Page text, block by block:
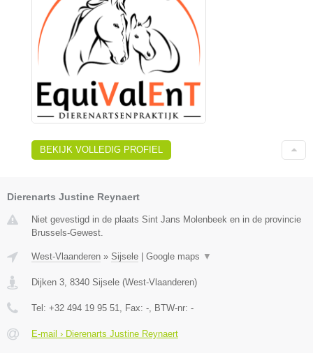
BEKIJK VOLLEDIG PROFIEL
Dierenarts Justine Reynaert
Niet gevestigd in de plaats Sint Jans Molenbeek en in de provincie
Brussels-Gewest.
West-Vlaanderen » Sijsele | Google maps ▼
Dijken 3 8340 Sijsele (West-Vlaanderen)
Tel: +32 494 19 95 51 , Fax: - , BTW-nr: -
E-mail › Dierenarts Justine Reynaert